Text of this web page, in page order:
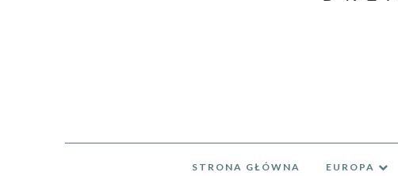
STRONA GŁÓWNA EUROPA